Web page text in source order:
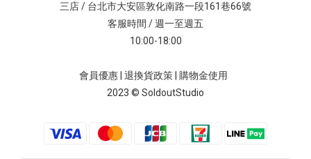
三店 / 台北市大安區敦化南路一段161巷66號
客服時間 / 週一至週五
10:00-18:00
會員優惠 退換貨政策 購物金使用
2023 © SoldoutStudio